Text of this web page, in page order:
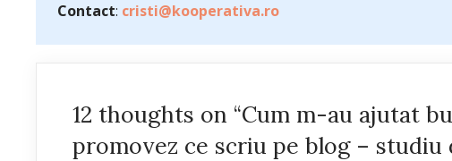
Contact: cristi@kooperativa.ro
12 thoughts on “Cum m-au ajutat
promovez ce scriu pe blog – studiu